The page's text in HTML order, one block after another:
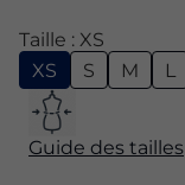
Taille : XS
XS
S M L
Guide des tailles